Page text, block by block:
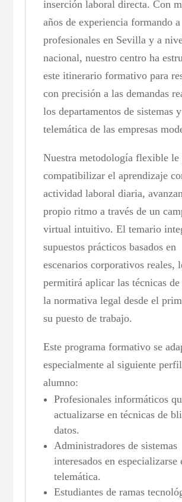
inserción laboral directa. Con
años de experiencia formando a
profesionales en Sevilla y a
nacional, nuestro centro ha
este itinerario formativo para
con precisión a las demandas
los departamentos de sistemas y
telemática de las empresas
Nuestra metodología flexible le
compatibilizar el aprendizaje
actividad laboral diaria,
propio ritmo a través de un
virtual intuitivo. El temario
supuestos prácticos basados en
escenarios corporativos reales,
permitirá aplicar las técnicas
la normativa legal desde el
su puesto de trabajo.
Este programa formativo se
especialmente al siguiente
alumno:
Profesionales informáticos
actualizarse en técnicas de
datos.
Administradores de sistemas
interesados en especializarse
telemática.
Estudiantes de ramas